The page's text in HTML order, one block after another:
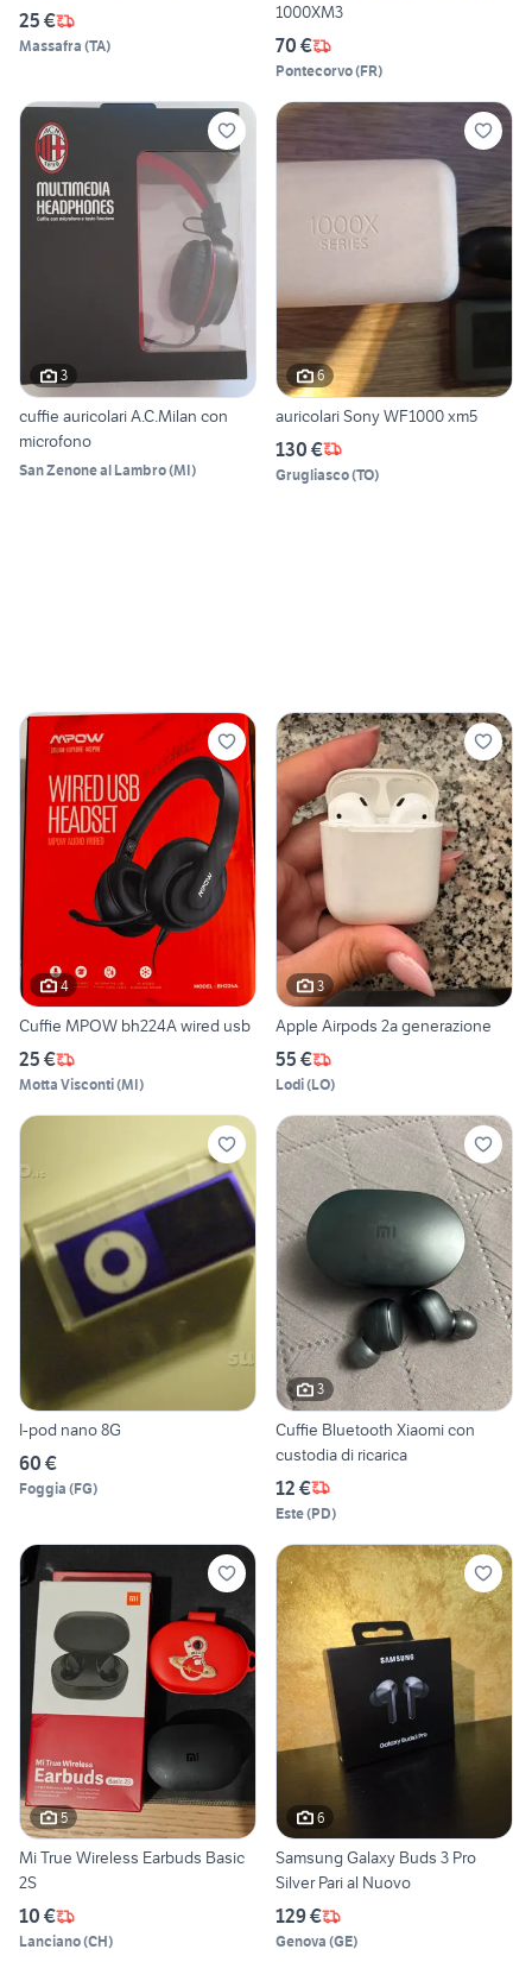
25 €
Massafra (TA)
1000XM3
70 €
Pontecorvo(FR)
3
cuffie auricolari A.C.Milan con
microfono
San Zenone al Lambro(MI)
6
auricolari Sony WF1000 xm5
130 €
Grugliasco(TO)
4
Cuffie MPOW bh224A wired usb
25 €
Motta Visconti(MI)
3
Apple Airpods 2a generazione
55 €
Lodi(LO)
I-pod nano 8G
60 €
Foggia (FG)
3
Cuffie Bluetooth Xiaomi con
custodia di ricarica
12 €
Este(PD)
5
Mi True Wireless Earbuds Basic
2S
10 €
Lanciano(CH)
6
Samsung Galaxy Buds 3 Pro
Silver Pari al Nuovo
129 €
Genova (GE)